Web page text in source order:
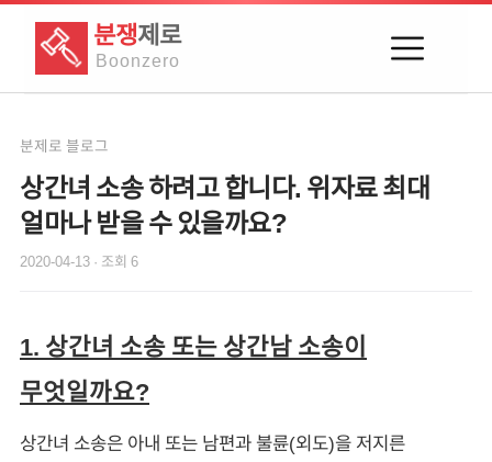
분쟁제로
Boonzero
분제로 블로그
상간녀 소송 하려고 합니다. 위자료 최대
얼마나 받을 수 있을까요?
2020-04-13 · 조회 6
1. 상간녀 소송 또는 상간남 소송이
무엇일까요?
상간녀 소송은 아내 또는 남편과 불륜(외도)을 저지른